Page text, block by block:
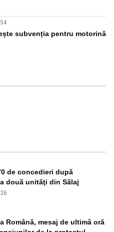
subvenția pentru motorină
de concedieri după
două unităţi din Sălaj
Română, mesaj de ultimă oră